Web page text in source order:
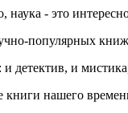
наука - это
популярных
детектив, и
нашего